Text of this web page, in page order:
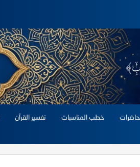
خطب المناسبات تفسير القرآن